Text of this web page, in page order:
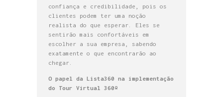
confiança e credibilidade, pois os
clientes podem ter uma noção
realista do que esperar. Eles se
sentirão mais confortáveis em
escolher a sua empresa, sabendo
exatamente o que encontrarão ao
chegar.
O papel da Lista360 na implementação
do Tour Virtual 360º